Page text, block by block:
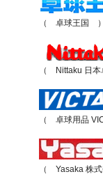
（ 卓球王国 ）
（ Nittaku 日
（ 卓球用品
（ Yasaka 株